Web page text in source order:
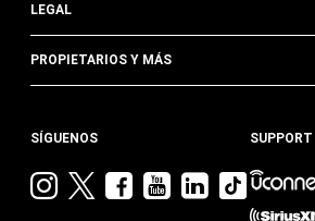
LEGAL
PROPIETARIOS Y MÁS
SÍGUENOS
VisitaVisitaVisitaVisitaVisita
Jeep
Visita
Jeep
SUPPORT